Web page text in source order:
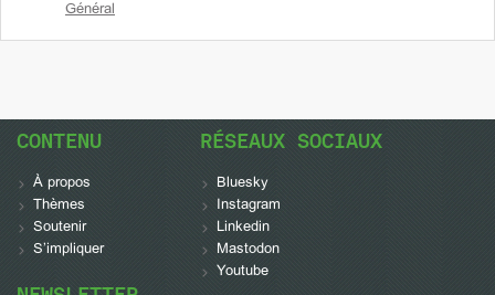
Général
CONTENU
À propos
Thèmes
Soutenir
S’impliquer
RÉSEAUX SOCIAUX
Bluesky
Instagram
Linkedin
Mastodon
Youtube